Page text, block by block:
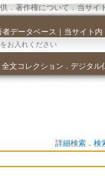
． 著作権について．当サイ
者データベース ｜ 当サイト内
全文コレクション ． デジタル
詳細検索． 検